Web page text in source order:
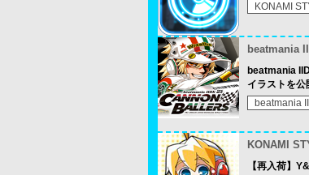
KONAMI
beatmania
beatmania
イラストを公
beatmania
KONAMI
【再入荷】